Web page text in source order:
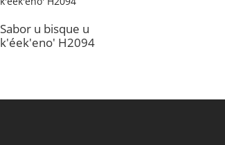
Sabor u bisque u
k'éek'eno' H2094